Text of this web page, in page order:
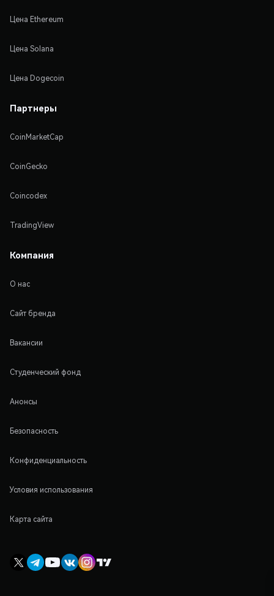
Цена Ethereum
Цена Solana
Цена Dogecoin
Партнеры
CoinMarketCap
CoinGecko
Coincodex
TradingView
Компания
О нас
Сайт бренда
Вакансии
Студенческий фонд
Анонсы
Безопасность
Конфиденциальность
Условия использования
Карта сайта